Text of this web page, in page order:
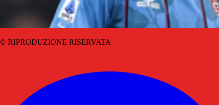
© RIPRODUZIONE RISERVATA